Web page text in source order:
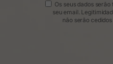
Os seus dados
seu email.
não serão